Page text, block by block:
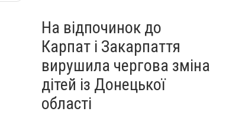
На відпочинок до
Карпат і Закарпаття
вирушила чергова зміна
дітей із Донецької
області